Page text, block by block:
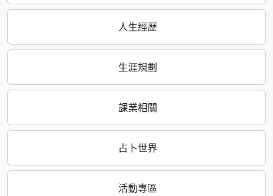
人生經歷
生涯規劃
課業相關
占卜世界
活動專區